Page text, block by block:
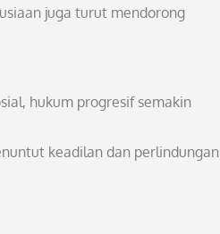
juga turut mendorong
hukum progresif semakin
keadilan dan perlindungan